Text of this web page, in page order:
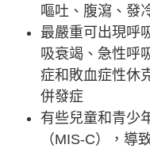
嘔吐、腹瀉、發
最嚴重可出現呼
吸衰竭、急性呼
症和敗血症性休
併發症
有些兒童和青少
（MIS-C），導